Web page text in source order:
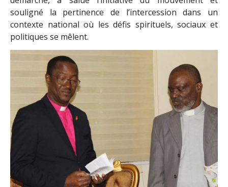
souligné la pertinence de l’intercession dans un
contexte national où les défis spirituels, sociaux et
politiques se mêlent.